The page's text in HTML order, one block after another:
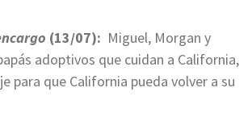
(13/07): Miguel, Morgan y
adoptivos que cuidan a California,
para que California pueda volver a su